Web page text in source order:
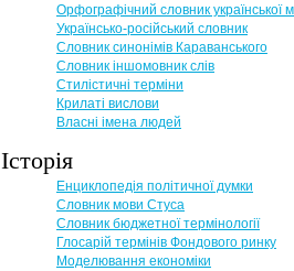
Орфографічний словник української
Українсько-російський словник
Словник синонімів Караванського
Словник іншомовник слів
Стилістичні терміни
Крилаті вислови
Власні імена людей
Історія
Енциклопедія політичної думки
Словник мови Стуса
Словник бюджетної термінології
Глосарій термінів Фондового ринку
Моделювання економіки